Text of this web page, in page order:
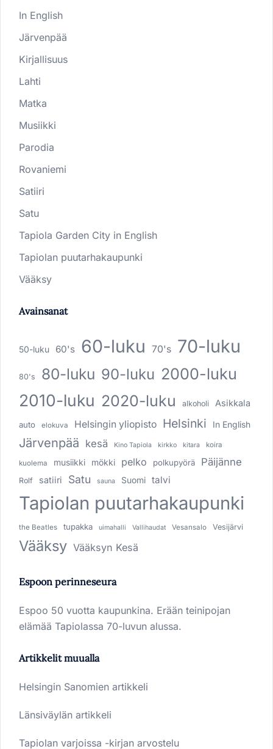
In English
Järvenpää
Kirjallisuus
Lahti
Matka
Musiikki
Parodia
Rovaniemi
Satiiri
Satu
Tapiola Garden City in English
Tapiolan puutarhakaupunki
Vääksy
Avainsanat
50-luku 60's 60-luku 70's 70-luku
80's 80-luku 90-luku 2000-luku
2010-luku 2020-luku alkoholi Asikkala
auto elokuva Helsingin yliopisto Helsinki In English
Järvenpää kesä Kino Tapiola kirkko kitara koira
kuolema musiikki mökki pelko polkupyörä Päijänne
Rolf satiiri Satu sauna Suomi talvi
Tapiolan puutarhakaupunki
the Beatles tupakka uimahalli Vallihaudat Vesansalo Vesijärvi
Vääksy Vääksyn Kesä
Espoon perinneseura
Espoo 50 vuotta kaupunkina. Erään teinipojan
elämää Tapiolassa 70-luvun alussa.
Artikkelit muualla
Helsingin Sanomien artikkeli
Länsiväylän artikkeli
Tapiolan varjoissa -kirjan arvostelu